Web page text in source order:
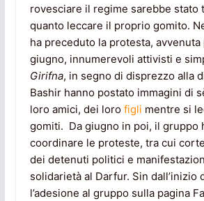
rovesciare il regime sarebbe stato
quanto leccare il proprio gomito.
ha preceduto la protesta,
giugno, innumerevoli attivisti e
Girifna, in segno di disprezzo alla
Bashir hanno postato immagini di
loro amici, dei lorofigli mentre si
gomiti. Da giugno in poi, il gruppo
coordinare le proteste, tra cui
dei detenuti politici e
solidarietà al Darfur. Sin dall’inizio
l’adesione al gruppo sulla pagina